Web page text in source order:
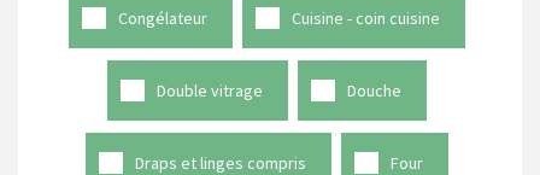
Congélateur Cuisine - coin cuisine
Double vitrage Douche
Draps et linges compris Four